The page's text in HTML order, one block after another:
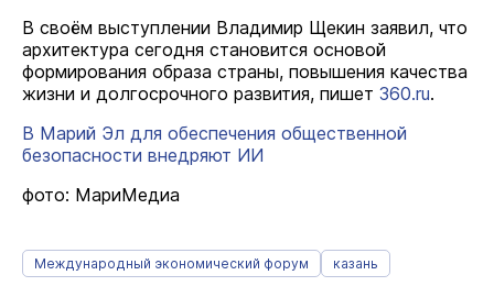
В своём выступлении Владимир Щекин заявил, что
архитектура сегодня становится основой
формирования образа страны, повышения качества
жизни и долгосрочного развития, пишет 360.ru.
В Марий Эл для обеспечения общественной
безопасности внедряют ИИ
фото: МариМедиа
Международный экономический форум казань